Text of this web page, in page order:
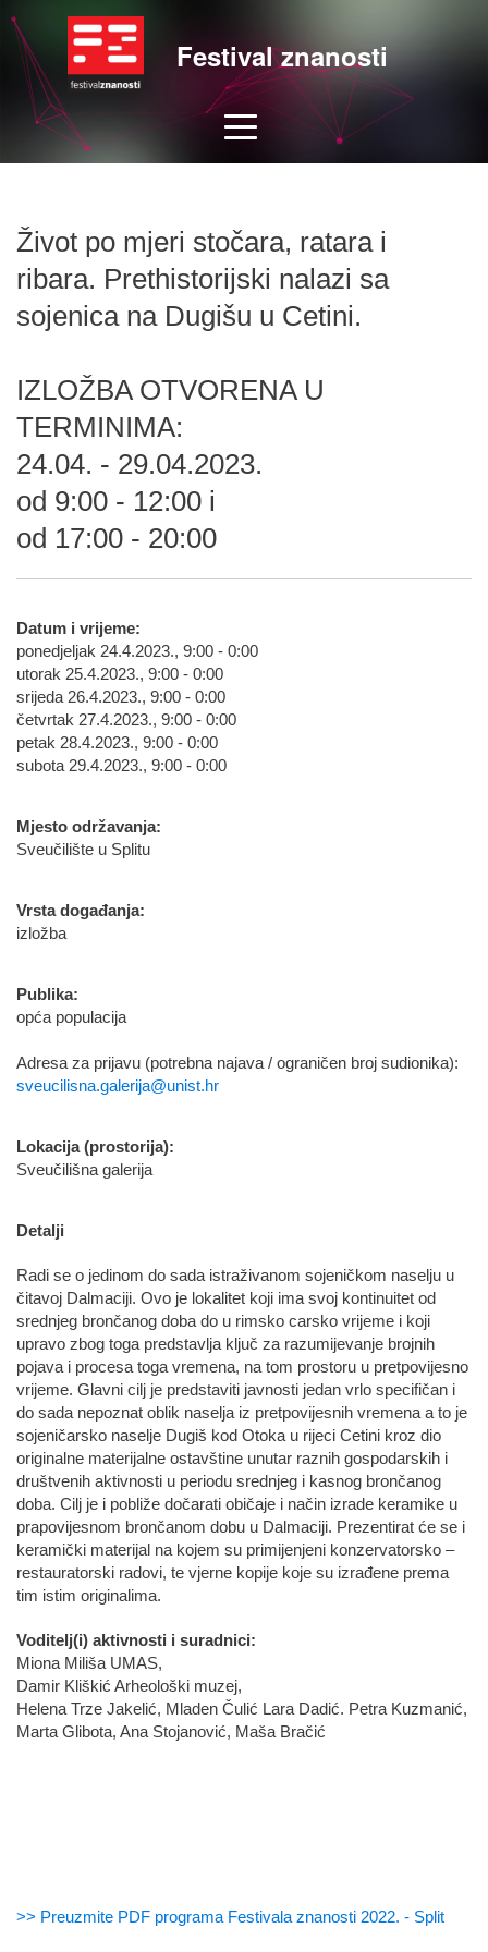
Festival znanosti
Život po mjeri stočara, ratara i
ribara. Prethistorijski nalazi sa
sojenica na Dugišu u Cetini.
IZLOŽBA OTVORENA U
TERMINIMA:
24.04. - 29.04.2023.
od 9:00 - 12:00 i
od 17:00 - 20:00
Datum i vrijeme:
ponedjeljak 24.4.2023., 9:00 - 0:00
utorak 25.4.2023., 9:00 - 0:00
srijeda 26.4.2023., 9:00 - 0:00
četvrtak 27.4.2023., 9:00 - 0:00
petak 28.4.2023., 9:00 - 0:00
subota 29.4.2023., 9:00 - 0:00
Mjesto održavanja:
Sveučilište u Splitu
Vrsta događanja:
izložba
Publika:
opća populacija
Adresa za prijavu (potrebna najava / ograničen broj sudionika):
sveucilisna.galerija@unist.hr
Lokacija (prostorija):
Sveučilišna galerija
Detalji
Radi se o jedinom do sada istraživanom sojeničkom naselju u
čitavoj Dalmaciji. Ovo je lokalitet koji ima svoj kontinuitet od
srednjeg brončanog doba do u rimsko carsko vrijeme i koji
upravo zbog toga predstavlja ključ za razumijevanje brojnih
pojava i procesa toga vremena, na tom prostoru u pretpovijesno
vrijeme. Glavni cilj je predstaviti javnosti jedan vrlo specifičan i
do sada nepoznat oblik naselja iz pretpovijesnih vremena a to je
sojeničarsko naselje Dugiš kod Otoka u rijeci Cetini kroz dio
originalne materijalne ostavštine unutar raznih gospodarskih i
društvenih aktivnosti u periodu srednjeg i kasnog brončanog
doba. Cilj je i pobliže dočarati običaje i način izrade keramike u
prapovijesnom brončanom dobu u Dalmaciji. Prezentirat će se i
keramički materijal na kojem su primijenjeni konzervatorsko –
restauratorski radovi, te vjerne kopije koje su izrađene prema
tim istim originalima.
Voditelj(i) aktivnosti i suradnici:
Miona Miliša UMAS,
Damir Kliškić Arheološki muzej,
Helena Trze Jakelić, Mladen Čulić Lara Dadić. Petra Kuzmanić,
Marta Glibota, Ana Stojanović, Maša Bračić
>> Preuzmite PDF programa Festivala znanosti 2022. - Split